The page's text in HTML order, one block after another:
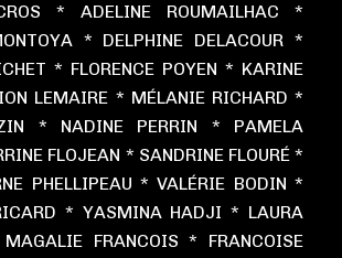
* ADELINE ROUMAILHAC *
* DELPHINE DELACOUR *
* FLORENCE POYEN * KARINE
LEMAIRE * MÉLANIE RICHARD *
* NADINE PERRIN * PAMELA
FLOJEAN * SANDRINE FLOURÉ *
PHELLIPEAU * VALÉRIE BODIN *
* YASMINA HADJI * LAURA
FRANCOIS * FRANCOISE